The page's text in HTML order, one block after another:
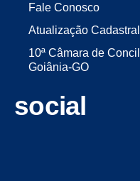
Fale Conosco
Atualização Cadastral
10ª Câmara de
Goiânia-GO
social